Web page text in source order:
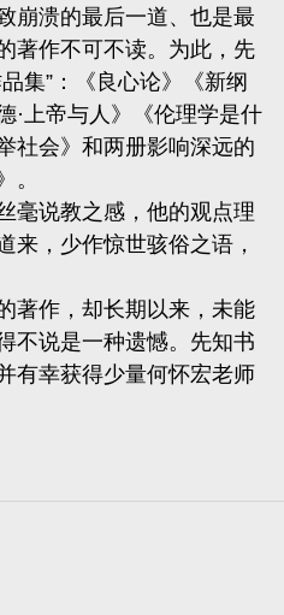
崩溃的最后一道、也是最
著作不可不读。 为此，先
集”：《良心论》《新纲
·上帝与人》《伦理学是什
社会》和两册影响深远的
。
毫说教之感，他的观点理
来，少作惊世骇俗之语，
著作，却长期以来，未能
不说是一种遗憾。先知书
有幸获得少量何怀宏老师